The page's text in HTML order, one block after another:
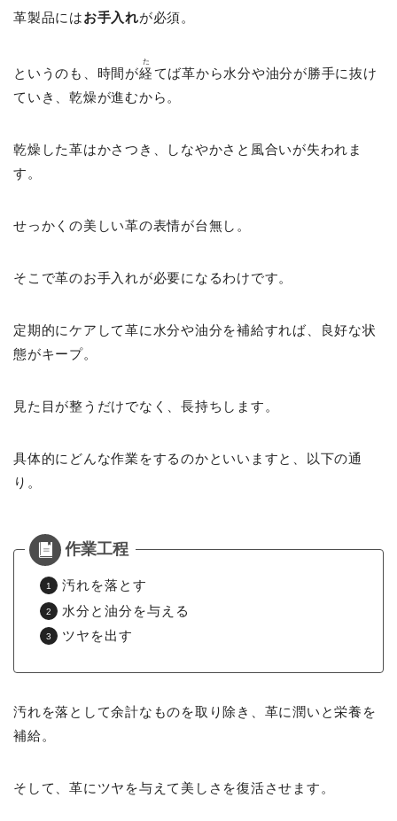
革製品にはお手入れが必須。
というのも、時間が経
た
てば革から水分や油分が勝手に抜け
ていき、乾燥が進むから。
乾燥した革はかさつき、しなやかさと風合いが失われま
す。
せっかくの美しい革の表情が台無し。
そこで革のお手入れが必要になるわけです。
定期的にケアして革に水分や油分を補給すれば、良好な状
態がキープ。
見た目が整うだけでなく、長持ちします。
具体的にどんな作業をするのかといいますと、以下の通
り。
汚れを落とす
水分と油分を与える
ツヤを出す
汚れを落として余計なものを取り除き、革に潤いと栄養を
補給。
そして、革にツヤを与えて美しさを復活させます。